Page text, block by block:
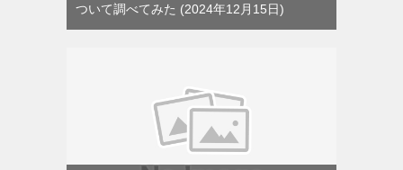
ついて調べてみた
2024年12月15日